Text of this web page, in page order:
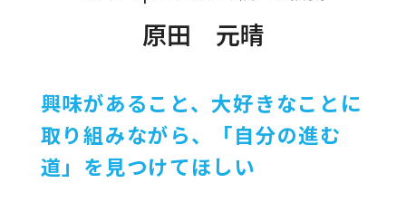
原田 元晴
興味があること、大好きなことに
取り組みながら、
「自分の進む
道」を見つけてほしい